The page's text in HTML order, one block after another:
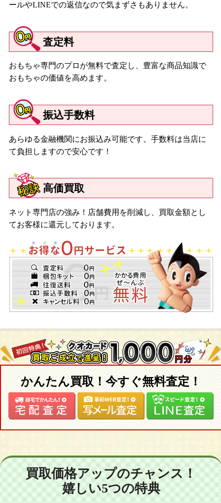
ールやLINEでの返信なので気まずさもありません。
査定料
おもちゃ専門のプロが無料で査定し、豊富な商品知識で
おもちゃの価値を高めます。
振込手数料
あらゆる金融機関にお振込み可能です。手数料は当店に
て負担しますので安心です！
高価買取
ネット専門店の強み！店舗費用を削減し、買取金額とし
てお客様に還元しております。
かんたん買取！今すぐ無料査定！
買取価格アップのチャンス！
嬉しい5つの特典